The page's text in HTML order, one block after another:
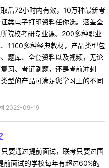
后72小时内有效，10万种最新考
类电子打印资料任你选。涵盖全
院校考研专业课、200多种职业
1100多种经典教材，产品类型包
题库、全套资料以及视频，无论
习、考证刷题，还是考前冲刺
型的产品可满足您学习上的不同
2022-09-19
通过提前面试，联考只要过国
前面试的学校每年有超过60%的